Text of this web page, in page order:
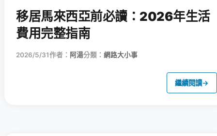
移居馬來西亞前必讀：2026年生活
費用完整指南
2026/5/31作者： 阿湯分類： 網路大小事
繼續閱讀→